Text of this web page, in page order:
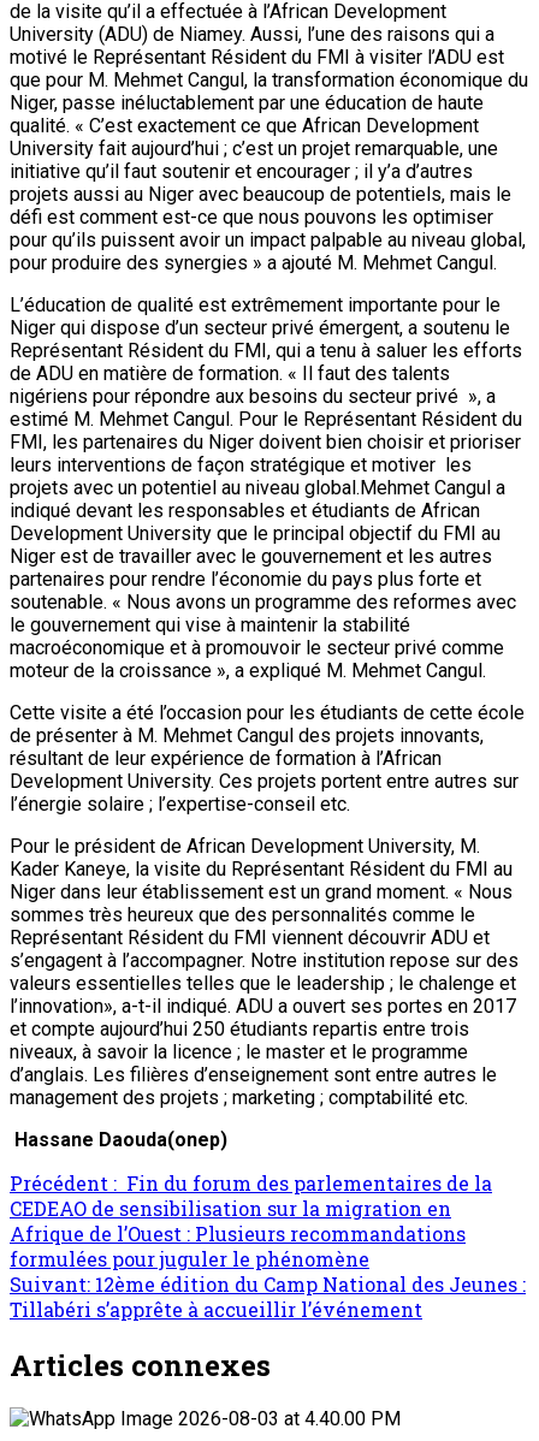
de la visite qu’il a effectuée à l’African Development
University (ADU) de Niamey. Aussi, l’une des raisons qui a
motivé le Représentant Résident du FMI à visiter l’ADU est
que pour M. Mehmet Cangul, la transformation économique du
Niger, passe inéluctablement par une éducation de haute
qualité. « C’est exactement ce que African Development
University fait aujourd’hui ; c’est un projet remarquable, une
initiative qu’il faut soutenir et encourager ; il y’a d’autres
projets aussi au Niger avec beaucoup de potentiels, mais le
défi est comment est-ce que nous pouvons les optimiser
pour qu’ils puissent avoir un impact palpable au niveau global,
pour produire des synergies » a ajouté M. Mehmet Cangul.
L’éducation de qualité est extrêmement importante pour le
Niger qui dispose d’un secteur privé émergent, a soutenu le
Représentant Résident du FMI, qui a tenu à saluer les efforts
de ADU en matière de formation. « Il faut des talents
nigériens pour répondre aux besoins du secteur privé », a
estimé M. Mehmet Cangul. Pour le Représentant Résident du
FMI, les partenaires du Niger doivent bien choisir et prioriser
leurs interventions de façon stratégique et motiver les
projets avec un potentiel au niveau global.Mehmet Cangul a
indiqué devant les responsables et étudiants de African
Development University que le principal objectif du FMI au
Niger est de travailler avec le gouvernement et les autres
partenaires pour rendre l’économie du pays plus forte et
soutenable. « Nous avons un programme des reformes avec
le gouvernement qui vise à maintenir la stabilité
macroéconomique et à promouvoir le secteur privé comme
moteur de la croissance », a expliqué M. Mehmet Cangul.
Cette visite a été l’occasion pour les étudiants de cette école
de présenter à M. Mehmet Cangul des projets innovants,
résultant de leur expérience de formation à l’African
Development University. Ces projets portent entre autres sur
l’énergie solaire ; l’expertise-conseil etc.
Pour le président de African Development University, M.
Kader Kaneye, la visite du Représentant Résident du FMI au
Niger dans leur établissement est un grand moment. « Nous
sommes très heureux que des personnalités comme le
Représentant Résident du FMI viennent découvrir ADU et
s’engagent à l’accompagner. Notre institution repose sur des
valeurs essentielles telles que le leadership ; le chalenge et
l’innovation», a-t-il indiqué. ADU a ouvert ses portes en 2017
et compte aujourd’hui 250 étudiants repartis entre trois
niveaux, à savoir la licence ; le master et le programme
d’anglais. Les filières d’enseignement sont entre autres le
management des projets ; marketing ; comptabilité etc.
Hassane Daouda(onep)
Précédent : Fin du forum des parlementaires de la
CEDEAO de sensibilisation sur la migration en
Afrique de l’Ouest : Plusieurs recommandations
formulées pour juguler le phénomène
Suivant: 12ème édition du Camp National des Jeunes :
Tillabéri s’apprête à accueillir l’événement
Articles connexes